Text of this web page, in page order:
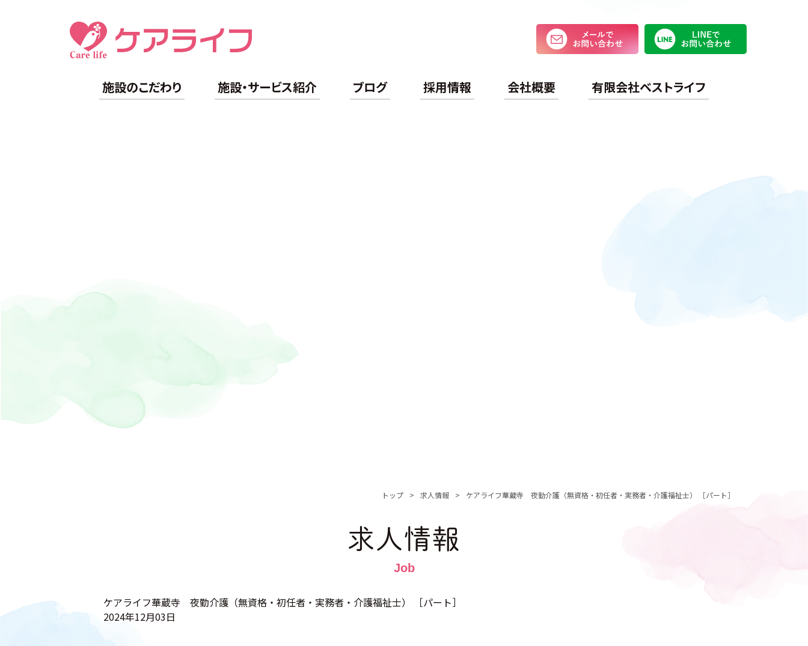
施設のこだわり 施設・サービス紹介 ブログ 採用情報 会社概要 有限会社ベストライフ
メールでお問い合わせ
トップ 求人情報 ケアライフ華蔵寺 夜勤介護（無資格・初任者・実務者・介護福祉士） ［パート］
求人情報
ケアライフ華蔵寺 夜勤介護（無資格・初任者・実務者・介護福祉士） ［パート］
2024年12月03日